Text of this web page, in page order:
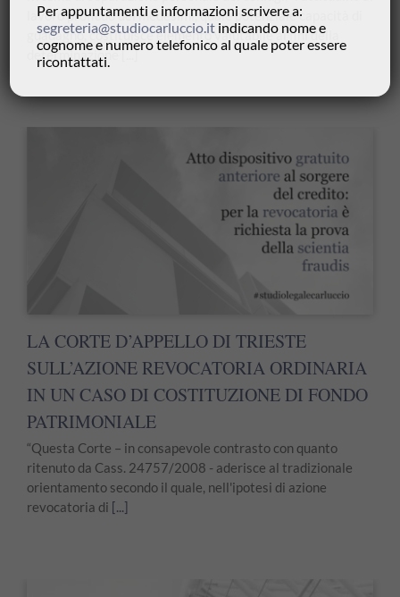
lavoro proficuo dei medesimi, quale potenziale capacità di
guadagno, costituisce elemento valutabile ai fini della
determinazione[...]
LA CORTE D’APPELLO DI TRIESTE
SULL’AZIONE REVOCATORIA ORDINARIA
IN UN CASO DI COSTITUZIONE DI FONDO
PATRIMONIALE
“Questa Corte – in consapevole contrasto con quanto
ritenuto da Cass. 24757/2008 - aderisce al tradizionale
orientamento secondo il quale, nell'ipotesi di azione
revocatoria di [...]
Per appuntamenti e informazioni scrivere a:
segreteria@studiocarluccio.it indicando nome e
cognome e numero telefonico al quale poter essere
ricontattati.